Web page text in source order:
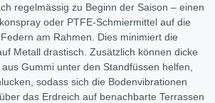
regelmässig zu Beginn der Saison – einen
oder PTFE-Schmiermittel auf die
am Rahmen. Dies minimiert die
Metall drastisch. Zusätzlich können dicke
Gummi unter den Standfüssen helfen,
sodass sich die Bodenvibrationen
das Erdreich auf benachbarte Terrassen